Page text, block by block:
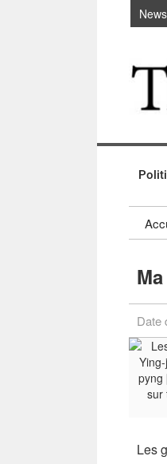
Passer
Date
Les